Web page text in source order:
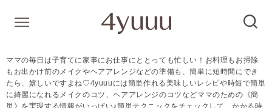
ママの毎日は子育てに家事にお仕事にととっても忙しい！お料理もお掃除
もお出かけ前のメイクやヘアアレンジなどの準備も、簡単に短時間にでき
たら、嬉しいですよね♡4yuuuには簡単作れる美味しいレシピや時短で簡単
に綺麗になれるメイクのコツ、ヘアアレンジのコツなどママのための《簡
単》を実現する情報がいっぱい♪簡単テクニックをチェックして、かかる時